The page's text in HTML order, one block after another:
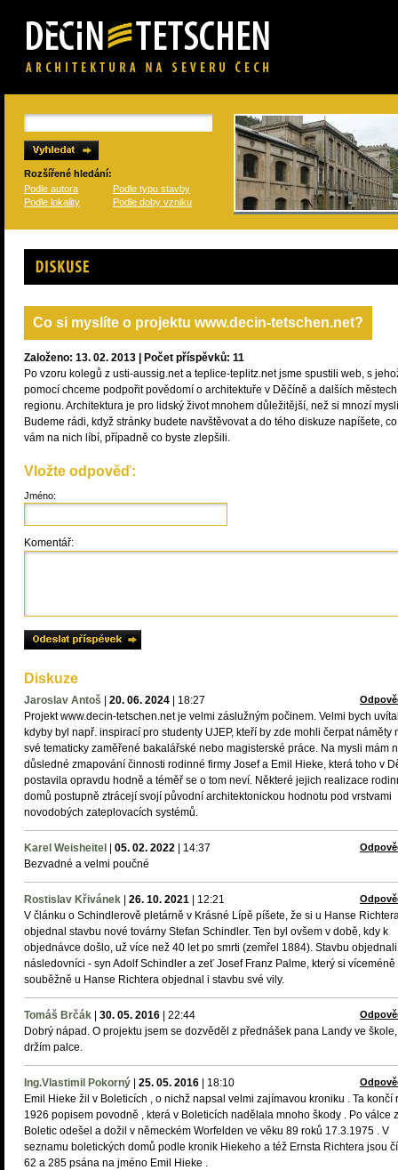
Rozšířené hledání:
Podle autora
Podle typu stavby
Podle lokality
Podle doby vzniku
Diskuse
Co si myslíte o projektu www.decin-tetschen.net?
Založeno: 13. 02. 2013 | Počet příspěvků: 11
Po vzoru kolegů z usti-aussig.net a teplice-teplitz.net jsme spustili web, s
pomocí chceme podpořit povědomí o architektuře v Děčíně a dalších městech
regionu. Architektura je pro lidský život mnohem důležitější, než si mnozí
Budeme rádi, když stránky budete navštěvovat a do tého diskuze napíšete,
vám na nich líbí, případně co byste zlepšili.
Vložte odpověď:
Jméno:
Komentář:
Diskuze
Jaroslav Antoš 20. 06. 2024 18:27
Projekt www.decin-tetschen.net je velmi záslužným počinem. Velmi bych
kdyby byl např. inspirací pro studenty UJEP, kteří by zde mohli čerpat náměty
své tematicky zaměřené bakalářské nebo magisterské práce. Na mysli mám
důsledné zmapování činnosti rodinné firmy Josef a Emil Hieke, která toho v
postavila opravdu hodně a téměř se o tom neví. Některé jejich realizace
domů postupně ztrácejí svojí původní architektonickou hodnotu pod vrstvami
novodobých zateplovacích systémů.
Karel Weisheitel 05. 02. 2022 14:37
Bezvadné a velmi poučné
Rostislav Křivánek 26. 10. 2021 12:21
V článku o Schindlerově pletárně v Krásné Lípě píšete, že si u Hanse
objednal stavbu nové továrny Stefan Schindler. Ten byl ovšem v době, kdy k
objednávce došlo, už více než 40 let po smrti (zemřel 1884). Stavbu
následovníci - syn Adolf Schindler a zeť Josef Franz Palme, který si víceméně
souběžně u Hanse Richtera objednal i stavbu své vily.
Tomáš Brčák 30. 05. 2016 22:44
Dobrý nápad. O projektu jsem se dozvěděl z přednášek pana Landy ve škole,
držím palce.
Ing.Vlastimil Pokorný 25. 05. 2016 18:10
Emil Hieke žil v Boleticích , o nichž napsal velmi zajímavou kroniku . Ta končí
1926 popisem povodně , která v Boleticích nadělala mnoho škody . Po válce z
Boletic odešel a dožil v německém Worfelden ve věku 89 roků 17.3.1975 . V
seznamu boletických domů podle kronik Hiekeho a též Ernsta Richtera jsou
62 a 285 psána na jméno Emil Hieke .